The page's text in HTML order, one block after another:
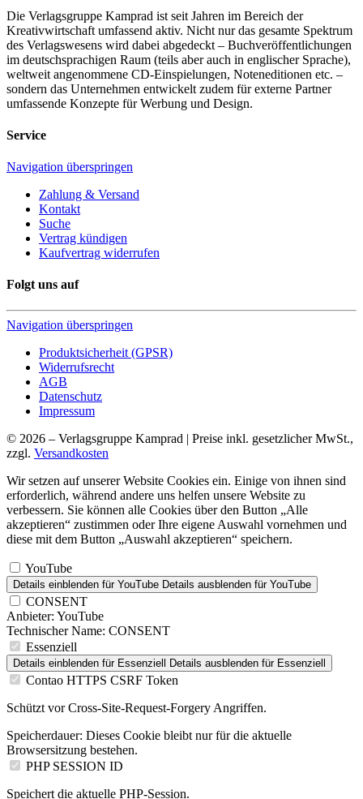
Die Verlagsgruppe Kamprad ist seit Jahren im Bereich der
Kreativwirtschaft umfassend aktiv. Nicht nur das gesamte Spektrum
des Verlagswesens wird dabei abgedeckt – Buchveröffentlichungen
im deutschsprachigen Raum (teils aber auch in englischer Sprache),
weltweit angenommene CD-Einspielungen, Noteneditionen etc. –
sondern das Unternehmen entwickelt zudem für externe Partner
umfassende Konzepte für Werbung und Design.
Service
Navigation überspringen
Zahlung & Versand
Kontakt
Suche
Vertrag kündigen
Kaufvertrag widerrufen
Folgt uns auf
Navigation überspringen
Produktsicherheit (GPSR)
Widerrufsrecht
AGB
Datenschutz
Impressum
© 2026 – Verlagsgruppe Kamprad | Preise inkl. gesetzlicher MwSt.,
zzgl. Versandkosten
Wir setzen auf unserer Website Cookies ein. Einige von ihnen sind
erforderlich, während andere uns helfen unsere Website zu
verbessern. Sie können alle Cookies über den Button „Alle
akzeptieren“ zustimmen oder Ihre eigene Auswahl vornehmen und
diese mit dem Button „Auswahl akzeptieren“ speichern.
YouTube
Details einblenden für YouTube Details ausblenden für YouTube
CONSENT
Anbieter: YouTube
Technischer Name: CONSENT
Essenziell
Details einblenden für Essenziell Details ausblenden für Essenziell
Contao HTTPS CSRF Token
Schützt vor Cross-Site-Request-Forgery Angriffen.
Speicherdauer: Dieses Cookie bleibt nur für die aktuelle
Browsersitzung bestehen.
PHP SESSION ID
Speichert die aktuelle PHP-Session.